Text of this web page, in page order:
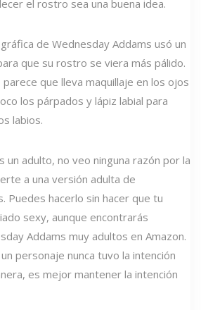
el rostro sea una buena idea.
de Wednesday Addams usó un
que su rostro se viera más pálido.
parece que lleva maquillaje en los ojos
los párpados y lápiz labial para
labios.
un adulto, no veo ninguna razón por la
a una versión adulta de
Puedes hacerlo sin hacer que tu
sexy, aunque encontrarás
Addams muy adultos en Amazon.
personaje nunca tuvo la intención
es mejor mantener la intención